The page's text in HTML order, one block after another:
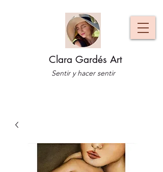
Clara Gardés Art
Sentir y hacer sentir